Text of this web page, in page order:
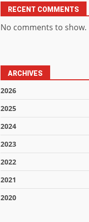
RECENT COMMENTS
No comments to show.
ARCHIVES
2026
2025
2024
2023
2022
2021
2020